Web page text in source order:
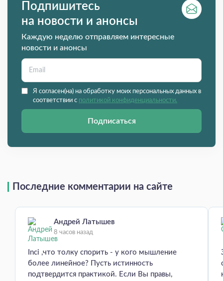
Подпишитесь
на новости и анонсы
Каждую неделю отправляем интересные
новости и анонсы
Я согласен(на) на обработку моих персональных данных в
соответствии с политикой конфиденциальности.
Подписаться
Последние комментарии на сайте
Андрей Латышев
8 часов назад
Inci ,что толку спорить - у кого мышление
более линейное? Пусть истинность
подтвердится практикой. Если Вы правы,